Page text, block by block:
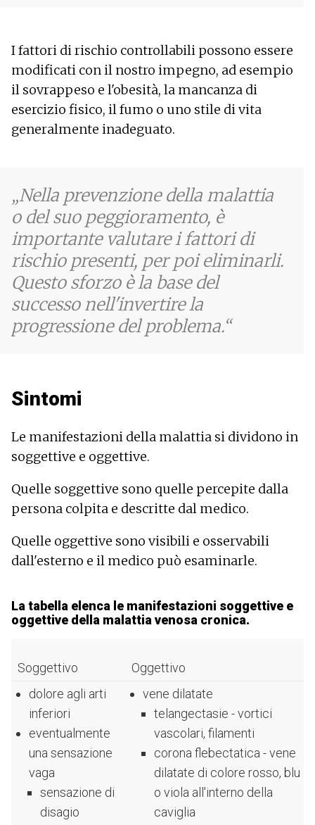
I fattori di rischio controllabili possono essere
modificati con il nostro impegno, ad esempio
il sovrappeso e l'obesità, la mancanza di
esercizio fisico, il fumo o uno stile di vita
generalmente inadeguato.
Nella prevenzione della malattia
o del suo peggioramento, è
importante valutare i fattori di
rischio presenti, per poi eliminarli.
Questo sforzo è la base del
successo nell'invertire la
progressione del problema.
Sintomi
Le manifestazioni della malattia si dividono in
soggettive e oggettive.
Quelle soggettive sono quelle percepite dalla
persona colpita e descritte dal medico.
Quelle oggettive sono visibili e osservabili
dall'esterno e il medico può esaminarle.
La tabella elenca le manifestazioni soggettive e
oggettive della malattia venosa cronica.
Soggettivo
Oggettivo
dolore agli arti
inferiori
eventualmente
una sensazione
vaga
sensazione di
disagio
vene dilatate
telangectasie - vortici
vascolari, filamenti
corona flebectatica - vene
dilatate di colore rosso, blu
o viola all'interno della
caviglia